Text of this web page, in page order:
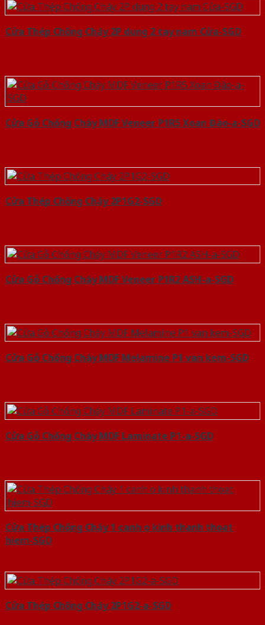
Cửa Thép Chống Cháy 2P dung 2 tay nam Cửa-SGD
Cửa Gỗ Chống Cháy MDF Veneer P1R5 Xoan Đào-a-SGD
Cửa Thép Chống Cháy 2P1G2-SGD
Cửa Gỗ Chống Cháy MDF Veneer P1R2 ASH-a-SGD
Cửa Gỗ Chống Cháy MDF Melamine P1 van kem-SGD
Cửa Gỗ Chống Cháy MDF Laminate P1-a-SGD
Cửa Thép Chống Cháy 1 canh o kinh thanh thoat
hiem-SGD
Cửa Thép Chống Cháy 2P1G2-a-SGD